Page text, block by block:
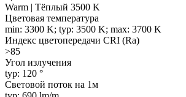
Warm | Тёплый 3500 K
Цветовая температура
min: 3300 K; typ: 3500 K; max: 3700 K
Индекс цветопередачи CRI (Ra)
>85
Угол излучения
typ: 120 °
Световой поток на 1м